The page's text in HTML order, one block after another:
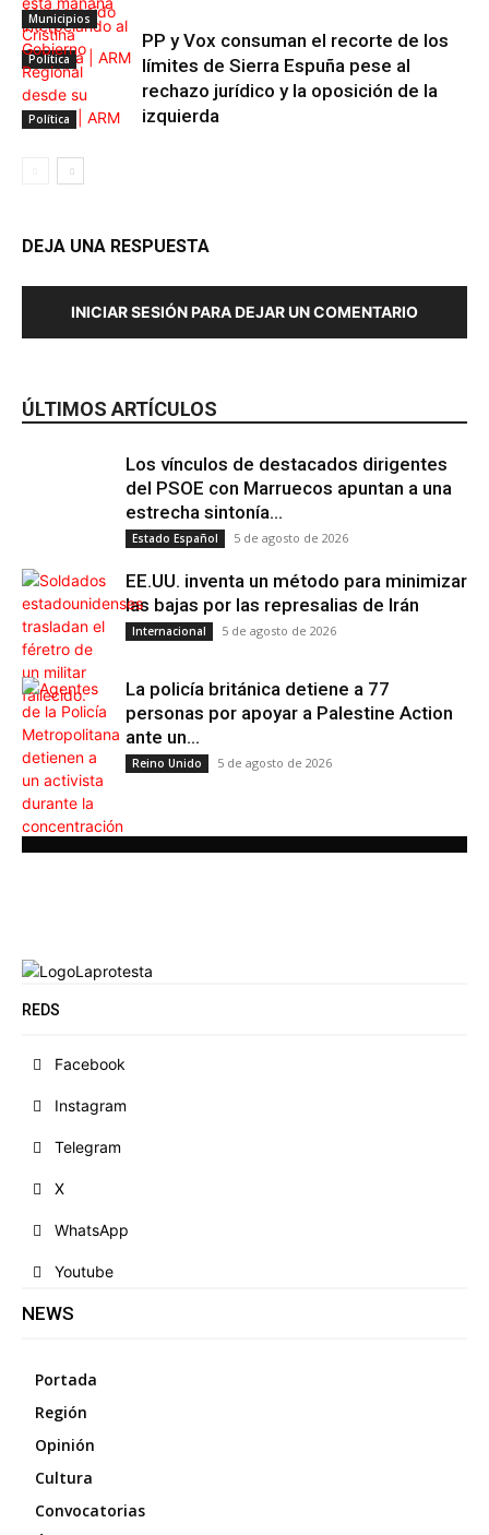
Política
Política
Municipios
PP y Vox consuman el recorte de los
límites de Sierra Espuña pese al
rechazo jurídico y la oposición de la
izquierda
DEJA UNA RESPUESTA
INICIAR SESIÓN PARA DEJAR UN COMENTARIO
ÚLTIMOS ARTÍCULOS
Los vínculos de destacados dirigentes
del PSOE con Marruecos apuntan a una
estrecha sintonía...
Estado Español 5 de agosto de 2026
EE.UU. inventa un método para minimizar
las bajas por las represalias de Irán
Internacional 5 de agosto de 2026
La policía británica detiene a 77
personas por apoyar a Palestine Action
ante un...
Reino Unido 5 de agosto de 2026
REDS
Facebook
Instagram
Telegram
X
WhatsApp
Youtube
NEWS
Portada
Región
Opinión
Cultura
Convocatorias